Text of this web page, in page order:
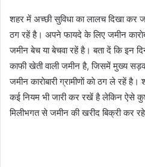
शहर में अच्छी सुविधा का लालच दिखा कर
ठग रहें है। अपने फायदे के लिए जमीन
जमीन बेच या बेचवा रहें है। बता दें कि इन
काफी खेती वाली जमीन है, जिसमें मुख्य
जमीन काराेबारी ग्रामीणाें काे ठग ले रहें
कई नियम भी जारी कर रखें है लेकिन ऐसे कुछ
मिलीभगत से जमीन की खरीद बिक्री कर